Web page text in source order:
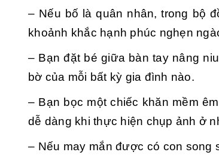
– Nếu bố là quân nhân, trong bộ
khoảnh khắc hạnh phúc nghẹn
– Bạn đặt bé giữa bàn tay nâng
bờ của mỗi bất kỳ gia đình nào.
– Bạn bọc một chiếc khăn mềm
dễ dàng khi thực hiện chụp ảnh ở
– Nếu may mắn được có con song